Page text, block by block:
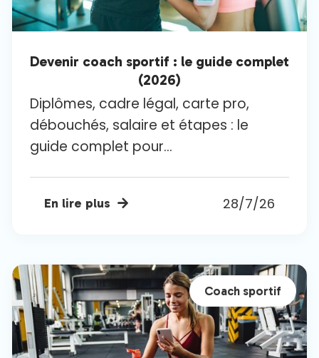
Devenir coach sportif : le guide complet
(2026)
Diplômes, cadre légal, carte pro,
débouchés, salaire et étapes : le
guide complet pour...
En lire plus  28/7/26
Coach sportif